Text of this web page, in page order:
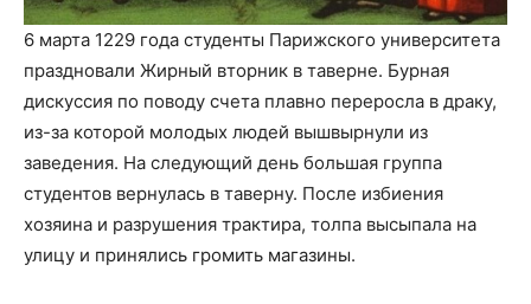
6 марта 1229 года студенты Парижского университета
праздновали Жирный вторник в таверне. Бурная
дискуссия по поводу счета плавно переросла в драку,
из-за которой молодых людей вышвырнули из
заведения. На следующий день большая группа
студентов вернулась в таверну. После избиения
хозяина и разрушения трактира, толпа высыпала на
улицу и принялись громить магазины.